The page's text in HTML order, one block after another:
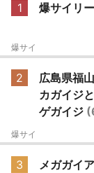
1 爆サイリ
爆サイ
2
広島県福
カガイジ
ゲガイジ
爆サイ
3
メガガイ